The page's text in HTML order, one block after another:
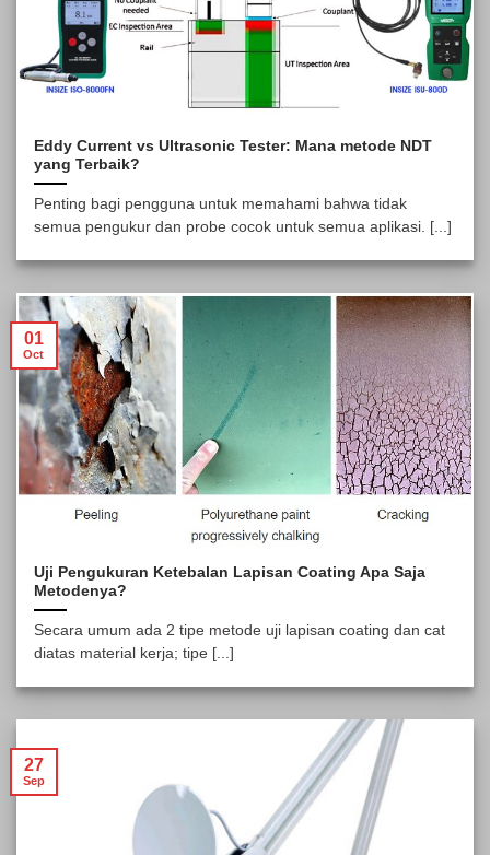
Eddy Current vs Ultrasonic Tester: Mana metode NDT
yang Terbaik?
Penting bagi pengguna untuk memahami bahwa tidak
semua pengukur dan probe cocok untuk semua aplikasi. [...]
Uji Pengukuran Ketebalan Lapisan Coating Apa Saja
Metodenya?
Secara umum ada 2 tipe metode uji lapisan coating dan cat
diatas material kerja; tipe [...]
01
Oct
27
Sep